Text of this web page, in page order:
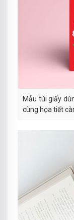
Mẫu túi giấy
cùng họa tiết